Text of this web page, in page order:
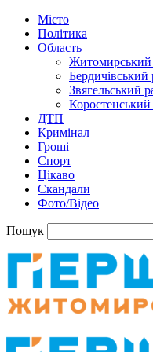
Місто
Політика
Область
Житомирський
Бердичівський
Звягельський
ДТП
Кримінал
Гроші
Спорт
Цікаво
Скандали
Фото/Відео
Пошук